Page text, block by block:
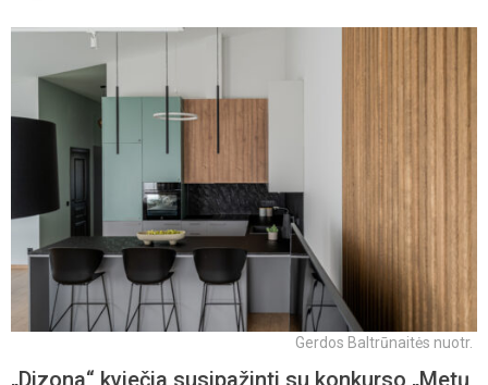
Gerdos Baltrūnaitės nuotr.
„Dizona“ kviečia susipažinti su konkurso „Metų